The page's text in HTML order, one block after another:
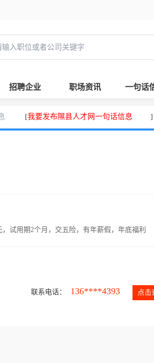
招聘企业 职场资讯 一句话
[我要发布隰县人才网一句话信息 ]
试用期2个月，交五险，有年薪假，年底福利
联系电话： 136****4393 点击